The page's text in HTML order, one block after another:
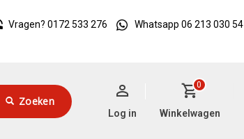
Vragen? 0172 533 276 Whatsapp 06 213 030 54
Zoeken
0
Winkelwagen
Log in